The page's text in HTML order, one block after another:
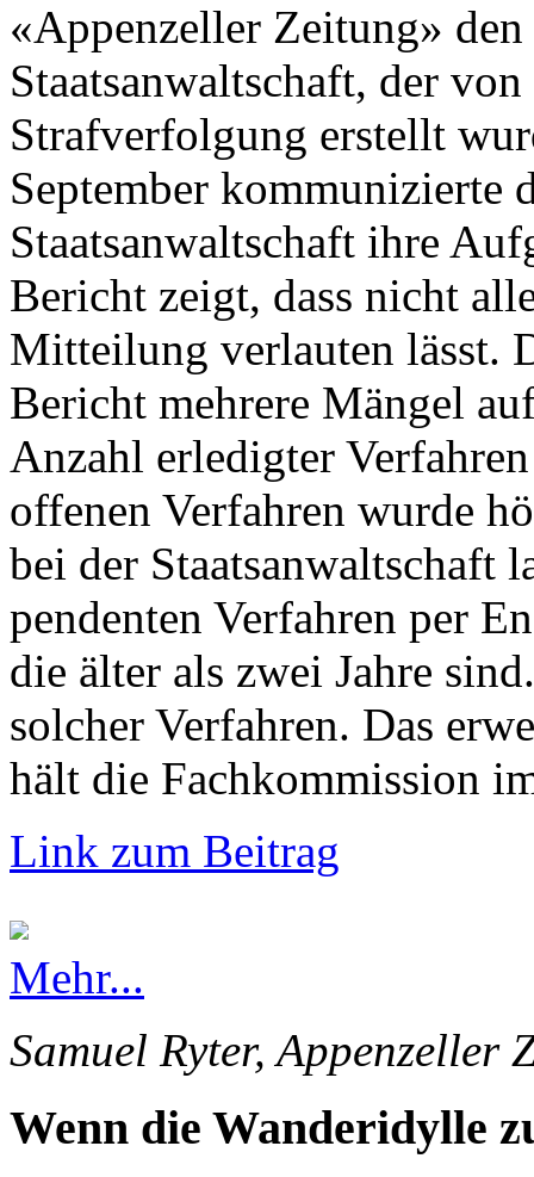
«Appenzeller Zeitung»
Staatsanwaltschaft, der
Strafverfolgung erstellt
September kommunizierte
Staatsanwaltschaft ihre
Bericht zeigt, dass nicht
Mitteilung verlauten lässt.
Bericht mehrere Mängel
Anzahl erledigter
offenen Verfahren wurde
bei der Staatsanwaltschaft
pendenten Verfahren per
die älter als zwei Jahre
solcher Verfahren. Das
hält die Fachkommission
Link zum Beitrag
Mehr...
Samuel Ryter, Appenzeller
Wenn die Wanderidylle